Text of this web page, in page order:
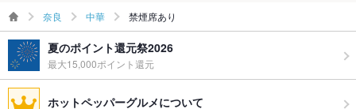
奈良 中華 禁煙席あり
夏のポイント還元祭2026
最大15,000ポイント還元
ホットペッパーグルメについて